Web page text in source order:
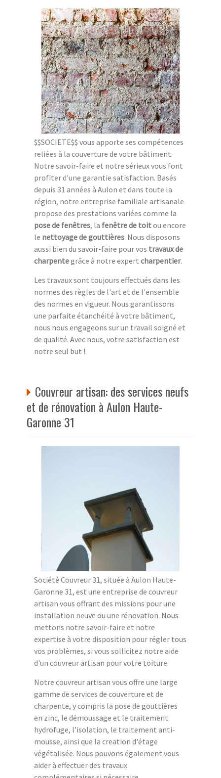
$$SOCIETE$$ vous apporte ses compétences
reliées à la couverture de votre bâtiment.
Notre savoir-faire et notre sérieux vous font
profiter d'une garantie satisfaction. Basés
depuis 31 années à Aulon et dans toute la
région, notre entreprise familiale artisanale
propose des prestations variées comme la
pose de fenêtres, la fenêtre de toitou encore
le nettoyage de gouttières. Nous disposons
aussi bien du savoir-faire pour vos travaux de
charpentegrâce à notre expert charpentier.
Les travaux sont toujours effectués dans les
normes des règles de l'art et de l'ensemble
des normes en vigueur. Nous garantissons
une parfaite étanchéité à votre bâtiment,
nous nous engageons sur un travail soigné et
de qualité. Avec nous, votre satisfaction est
notre seul but !
Couvreur artisan: des services neufs
et de rénovation à Aulon Haute-
Garonne 31
Société Couvreur 31, située à Aulon Haute-
Garonne 31, est une entreprise de couvreur
artisan vous offrant des missions pour une
installation neuve ou une rénovation. Nous
mettons notre savoir-faire et notre
expertise à votre disposition pour régler tous
vos problèmes, si vous sollicitez notre aide
d'un couvreur artisan pour votre toiture.
Notre couvreur artisan vous offre une large
gamme de services de couverture et de
charpente, y compris la pose de gouttières
en zinc, le démoussage et le traitement
hydrofuge, l’isolation, le traitement anti-
mousse, ainsi que la creation d'étage
végétalisée. Nous pouvons également vous
aider à effectuer des travaux